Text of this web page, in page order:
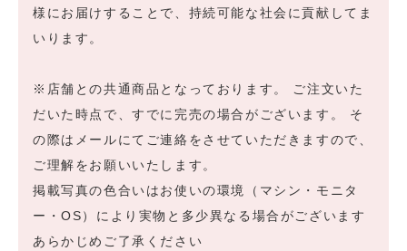
様にお届けすることで、持続可能な社会に貢献してま
いります。
※店舗との共通商品となっております。 ご注文いた
だいた時点で、すでに完売の場合がございます。 そ
の際はメールにてご連絡をさせていただきますので、
ご理解をお願いいたします。
掲載写真の色合いはお使いの環境（マシン・モニタ
ー・OS）により実物と多少異なる場合がございます
あらかじめご了承ください